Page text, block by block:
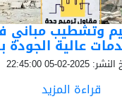
وتشطيب
2025-02-05 22:45:00
قراءة المزيد